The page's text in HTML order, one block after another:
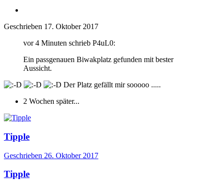
Geschrieben 17. Oktober 2017
vor 4 Minuten schrieb P4uL0:
Ein passgenauen Biwakplatz gefunden mit bester
Aussicht.
Der Platz gefällt mir sooooo .....
2 Wochen später...
Tipple
Geschrieben 26. Oktober 2017
Tipple